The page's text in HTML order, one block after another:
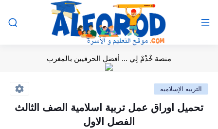
منصة خْدْمْ لِي ... أفضل الحرفيين بالمغرب
التربية الإسلامية
تحميل اوراق عمل تربية اسلامية الصف الثالث
الفصل الاول